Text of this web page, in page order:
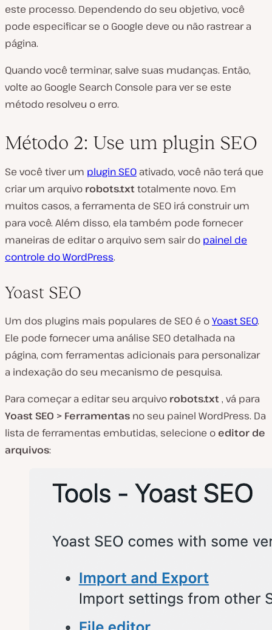
este processo. Dependendo do seu objetivo, você
pode especificar se o Google deve ou não rastrear a
página.
Quando você terminar, salve suas mudanças. Então,
volte ao Google Search Console para ver se este
método resolveu o erro.
Método 2: Use um plugin SEO
Se você tiver um plugin SEO ativado, você não terá que
criar um arquivo robots.txttotalmente novo. Em
muitos casos, a ferramenta de SEO irá construir um
para você. Além disso, ela também pode fornecer
maneiras de editar o arquivo sem sair do painel de
controle do WordPress.
Yoast SEO
Um dos plugins mais populares de SEO é oYoast SEO.
Ele pode fornecer uma análise SEO detalhada na
página, com ferramentas adicionais para personalizar
a indexação do seu mecanismo de pesquisa.
Para começar a editar seu arquivo robots.txt, vá para
Yoast SEO > Ferramentas no seu painel WordPress. Da
lista de ferramentas embutidas, selecione o editor de
arquivos: